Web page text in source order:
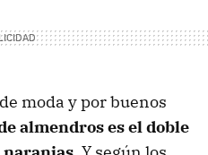
moda y por buenos
almendros es el doble